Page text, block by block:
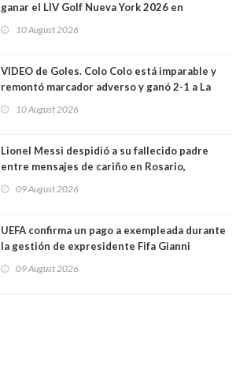
ganar el LIV Golf Nueva York 2026 en
10 August 2026
VIDEO de Goles. Colo Colo está imparable y
remontó marcador adverso y ganó 2-1 a La
Palestino también 2-1. VIDEOS
10 August 2026
Lionel Messi despidió a su fallecido padre
entre mensajes de cariño en Rosario,
09 August 2026
UEFA confirma un pago a exempleada durante
la gestión de expresidente Fifa Gianni
relación sentimental
09 August 2026